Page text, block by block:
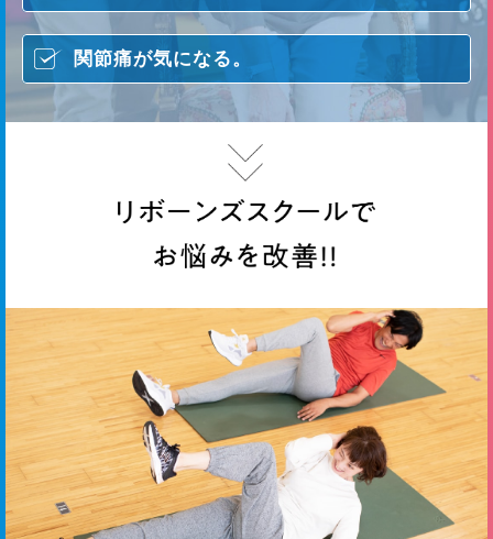
関節痛が気になる。